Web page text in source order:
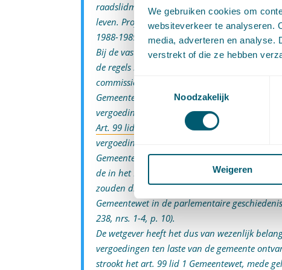
We gebruiken cookies om
websiteverkeer te analyseren.
media, adverteren en analyse.
verstrekt of die ze hebben
Toestemmingsselectie
Noodzakelijk
Weigeren
raadslidmaatschap moet kunnen worden
leven. Professionalisering van het
1988-1989, 19 403, nr. 10, p. 65 en 176.)
Bij de vaststelling van de verordening(en)
de regels in acht worden genomen die zijn
commissieleden (Stb. 1994, 244), welke
Gemeentewet. Dit besluit voorziet in maxima
vergoedingen.
Art. 99 lid 1 Gemeentewetbehelst een verbod
vergoedingen of tegemoetkomingen
Gemeentewet. Dit verbod vormt het logische
de in het Rechtspositiebesluit raads- en
zouden die maxima immers kunnen worden
Gemeentewet in de parlementaire
238, nrs. 1-4, p. 10).
De wetgever heeft het dus van wezenlijk
vergoedingen ten laste van de gemeente
strookt het art. 99 lid 1 Gemeentewet, mede